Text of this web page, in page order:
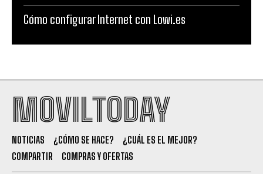
Cómo configurar Internet con Lowi.es
MOVILTODAY
NOTICIAS ¿CÓMO SE HACE?
¿CUÁL ES EL MEJOR?
COMPARTIR
COMPRAS Y OFERTAS